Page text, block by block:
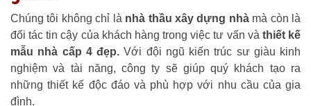
Chúng tôi không chỉ là nhà thầu xây dựng nhàmà còn là
đối tác tin cậy của khách hàng trong việc tư vấn và thiết kế
mẫu nhà cấp 4 đẹp. Với đội ngũ kiến trúc sư giàu kinh
nghiệm và tài năng, công ty sẽ giúp quý khách tạo ra
những thiết kế độc đáo và phù hợp với nhu cầu của gia
đình.